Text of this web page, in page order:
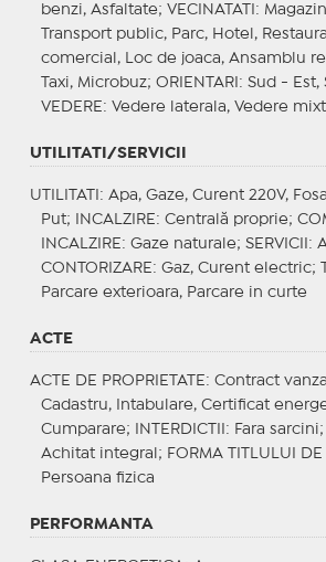
benzi, Asfaltate; VECINATATI :
Transport public, Parc, Hotel,
comercial, Loc de joaca, Ansamblu
Taxi, Microbuz; ORIENTARI : Sud - Est,
VEDERE : Vedere laterala, Vedere
UTILITATI/SERVICII
UTILITATI : Apa, Gaze, Curent 220V,
Put;
INCALZIRE : Centrală proprie;
INCALZIRE : Gaze naturale; SERVICII :
CONTORIZARE : Gaz, Curent electric;
Parcare exterioara, Parcare in curte
ACTE
ACTE DE PROPRIETATE : Contract
Cadastru, Intabulare, Certificat
Cumparare;
INTERDICTII : Fara sarcini;
Achitat integral; FORMA TITLULUI DE
Persoana fizica
PERFORMANTA